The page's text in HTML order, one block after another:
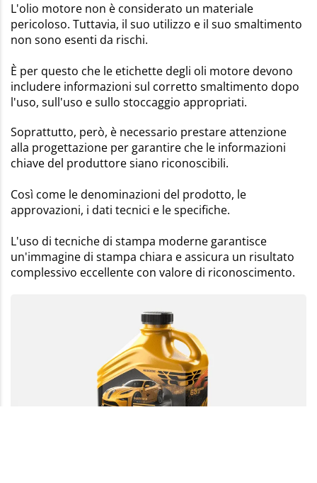
L'olio motore non è considerato un materiale
pericoloso. Tuttavia, il suo utilizzo e il suo smaltimento
non sono esenti da rischi.
È per questo che le etichette degli oli motore devono
includere informazioni sul corretto smaltimento dopo
l'uso, sull'uso e sullo stoccaggio appropriati.
Soprattutto, però, è necessario prestare attenzione
alla progettazione per garantire che le informazioni
chiave del produttore siano riconoscibili.
Così come le denominazioni del prodotto, le
approvazioni, i dati tecnici e le specifiche.
L'uso di tecniche di stampa moderne garantisce
un'immagine di stampa chiara e assicura un risultato
complessivo eccellente con valore di riconoscimento.